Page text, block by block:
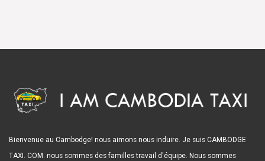
Bienvenue au Cambodge! nous aimons nous induire. Je suis CAMBODGE
TAXI. COM. nous sommes des familles travail d'équipe. Nous sommes